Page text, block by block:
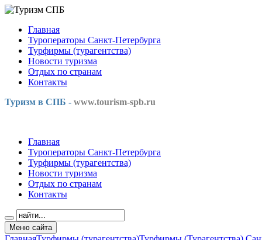
Главная
Туроператоры Санкт-Петербурга
Турфирмы (турагентства)
Новости туризма
Отдых по странам
Контакты
Туризм в СПБ - www.tourism-spb.ru
Главная
Туроператоры Санкт-Петербурга
Турфирмы (турагентства)
Новости туризма
Отдых по странам
Контакты
Меню сайта